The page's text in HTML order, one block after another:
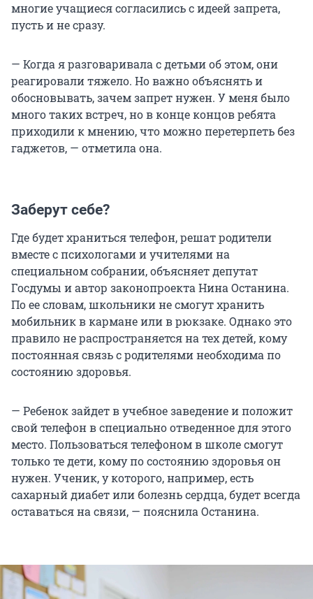
многие учащиеся согласились с идеей запрета,
пусть и не сразу.
— Когда я разговаривала с детьми об этом, они
реагировали тяжело. Но важно объяснять и
обосновывать, зачем запрет нужен. У меня было
много таких встреч, но в конце концов ребята
приходили к мнению, что можно перетерпеть без
гаджетов, — отметила она.
Заберут себе?
Где будет храниться телефон, решат родители
вместе с психологами и учителями на
специальном собрании, объясняет депутат
Госдумы и автор законопроекта Нина Останина.
По ее словам, школьники не смогут хранить
мобильник в кармане или в рюкзаке. Однако это
правило не распространяется на тех детей, кому
постоянная связь с родителями необходима по
состоянию здоровья.
— Ребенок зайдет в учебное заведение и положит
свой телефон в специально отведенное для этого
место. Пользоваться телефоном в школе смогут
только те дети, кому по состоянию здоровья он
нужен. Ученик, у которого, например, есть
сахарный диабет или болезнь сердца, будет всегда
оставаться на связи, — пояснила Останина.